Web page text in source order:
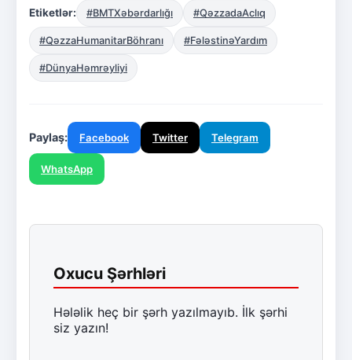
Etiketlər: #BMTXəbərdarlığı #QəzzadaAclıq
#QəzzaHumanitarBöhranı #FələstinəYardım
#DünyaHəmrəyliyi
Paylaş: Facebook Twitter Telegram
WhatsApp
Oxucu Şərhləri
Hələlik heç bir şərh yazılmayıb. İlk şərhi
siz yazın!